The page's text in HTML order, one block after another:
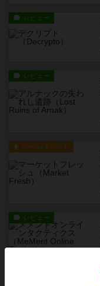
レビュー
レビュー
ルール/インスト
レビュー